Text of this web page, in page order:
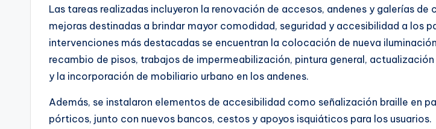
Las tareas realizadas incluyeron la renovación de accesos, andenes y galerías de
mejoras destinadas a brindar mayor comodidad, seguridad y accesibilidad a los
intervenciones más destacadas se encuentran la colocación de nueva iluminación
recambio de pisos, trabajos de impermeabilización, pintura general,
y la incorporación de mobiliario urbano en los andenes.
Además, se instalaron elementos de accesibilidad como señalización braille en
pórticos, junto con nuevos bancos, cestos y apoyos isquiáticos para los usuarios.